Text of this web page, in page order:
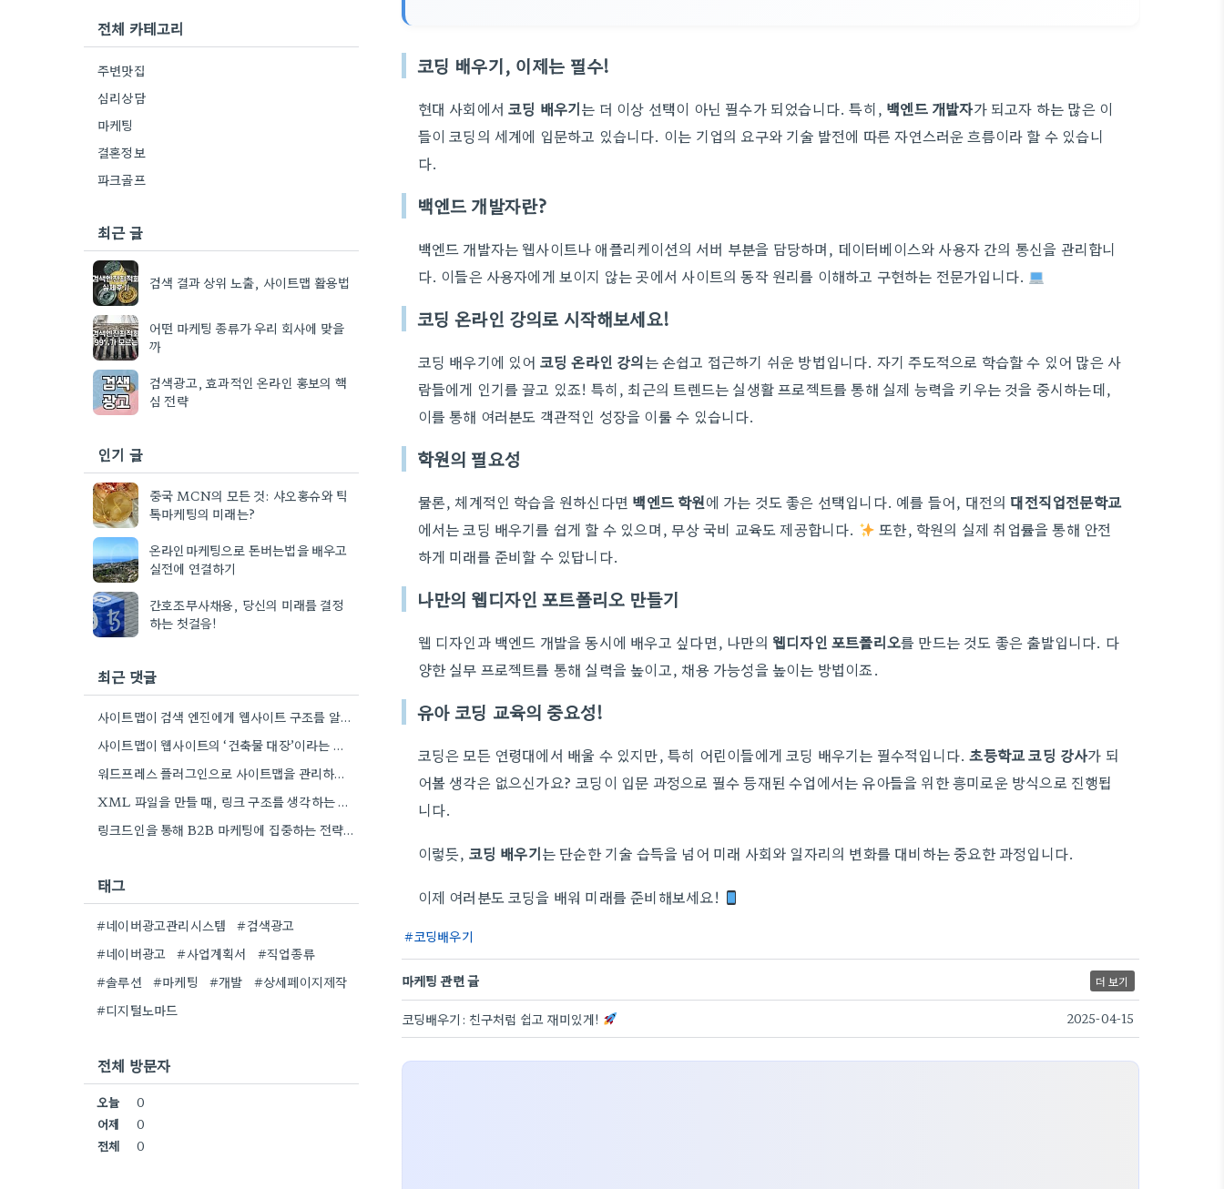
코딩 배우기, 이제는 필수!
현대 사회에서코딩 배우기는 더 이상 선택이 아닌 필수가 되었습니다. 특히, 백엔드 개발자가 되고자 하는 많은 이
들이 코딩의 세계에 입문하고 있습니다. 이는 기업의 요구와 기술 발전에 따른 자연스러운 흐름이라 할 수 있습니
다.
백엔드 개발자란?
백엔드 개발자는 웹사이트나 애플리케이션의 서버 부분을 담당하며, 데이터베이스와 사용자 간의 통신을 관리합니
다. 이들은 사용자에게 보이지 않는 곳에서 사이트의 동작 원리를 이해하고 구현하는 전문가입니다.
코딩 온라인 강의로 시작해보세요!
코딩 배우기에 있어 코딩 온라인 강의는 손쉽고 접근하기 쉬운 방법입니다. 자기 주도적으로 학습할 수 있어 많은 사
람들에게 인기를 끌고 있죠! 특히, 최근의 트렌드는 실생활 프로젝트를 통해 실제 능력을 키우는 것을 중시하는데,
이를 통해 여러분도 객관적인 성장을 이룰 수 있습니다.
학원의 필요성
물론, 체계적인 학습을 원하신다면 백엔드 학원에 가는 것도 좋은 선택입니다. 예를 들어, 대전의 대전직업전문학교
에서는 코딩 배우기를 쉽게 할 수 있으며, 무상 국비 교육도 제공합니다.
또한, 학원의 실제 취업률을 통해 안전
하게 미래를 준비할 수 있답니다.
나만의 웹디자인 포트폴리오 만들기
웹 디자인과 백엔드 개발을 동시에 배우고 싶다면, 나만의 웹디자인 포트폴리오를 만드는 것도 좋은 출발입니다. 다
양한 실무 프로젝트를 통해 실력을 높이고, 채용 가능성을 높이는 방법이죠.
유아 코딩 교육의 중요성!
코딩은 모든 연령대에서 배울 수 있지만, 특히 어린이들에게 코딩 배우기는 필수적입니다.초등학교 코딩 강사가 되
어볼 생각은 없으신가요? 코딩이 입문 과정으로 필수 등재된 수업에서는 유아들을 위한 흥미로운 방식으로 진행됩
니다.
이렇듯, 코딩 배우기는 단순한 기술 습득을 넘어 미래 사회와 일자리의 변화를 대비하는 중요한 과정입니다.
이제 여러분도 코딩을 배워 미래를 준비해보세요!
코딩배우기
마케팅 관련 글 더 보기
코딩배우기: 친구처럼 쉽고 재미있게! 2025-04-15
전체 카테고리
주변맛집
심리상담
마케팅
결혼정보
파크골프
최근 글
검색 결과 상위 노출, 사이트맵 활용법
어떤 마케팅 종류가 우리 회사에 맞을
까
검색광고, 효과적인 온라인 홍보의 핵
심 전략
인기 글
중국 MCN의 모든 것: 샤오홍슈와 틱
톡마케팅의 미래는?
온라인마케팅으로 돈버는법을 배우고
실전에 연결하기
간호조무사채용, 당신의 미래를 결정
하는 첫걸음!
최근 댓글
사이트맵이 검색 엔진에게 웹사이트 구조를 알려주는 방식이 흥미롭네요. 특히, CMS 플러그인을 통해 자동으로 관리하는 부분은…
사이트맵이 웹사이트의 ‘건축물 대장’이라는 비유가 정말 와닿네요. 구조화된 정보 제공이 SEO에 얼마나 중요한지 다시 한번…
워드프레스 플러그인으로 사이트맵을 관리하는 건 정말 편해요. 제가 Rank Math를 사용하는데, 페이지 변경 후 자동으로…
XML 파일을 만들 때, 링크 구조를 생각하는 게 중요하더라고요. 특히 페이지 간 연결을 잘 짜는…
링크드인을 통해 B2B 마케팅에 집중하는 전략이 특히 흥미로워요. 저희 회사도 유사한 솔루션을 제공하다 보니, 네트워크…
태그
#네이버광고관리시스템
#검색광고
#네이버광고
#사업계획서
#직업종류
#솔루션
#마케팅 #개발
#상세페이지제작
#디지털노마드
전체 방문자
오늘
0
어제
0
전체
0